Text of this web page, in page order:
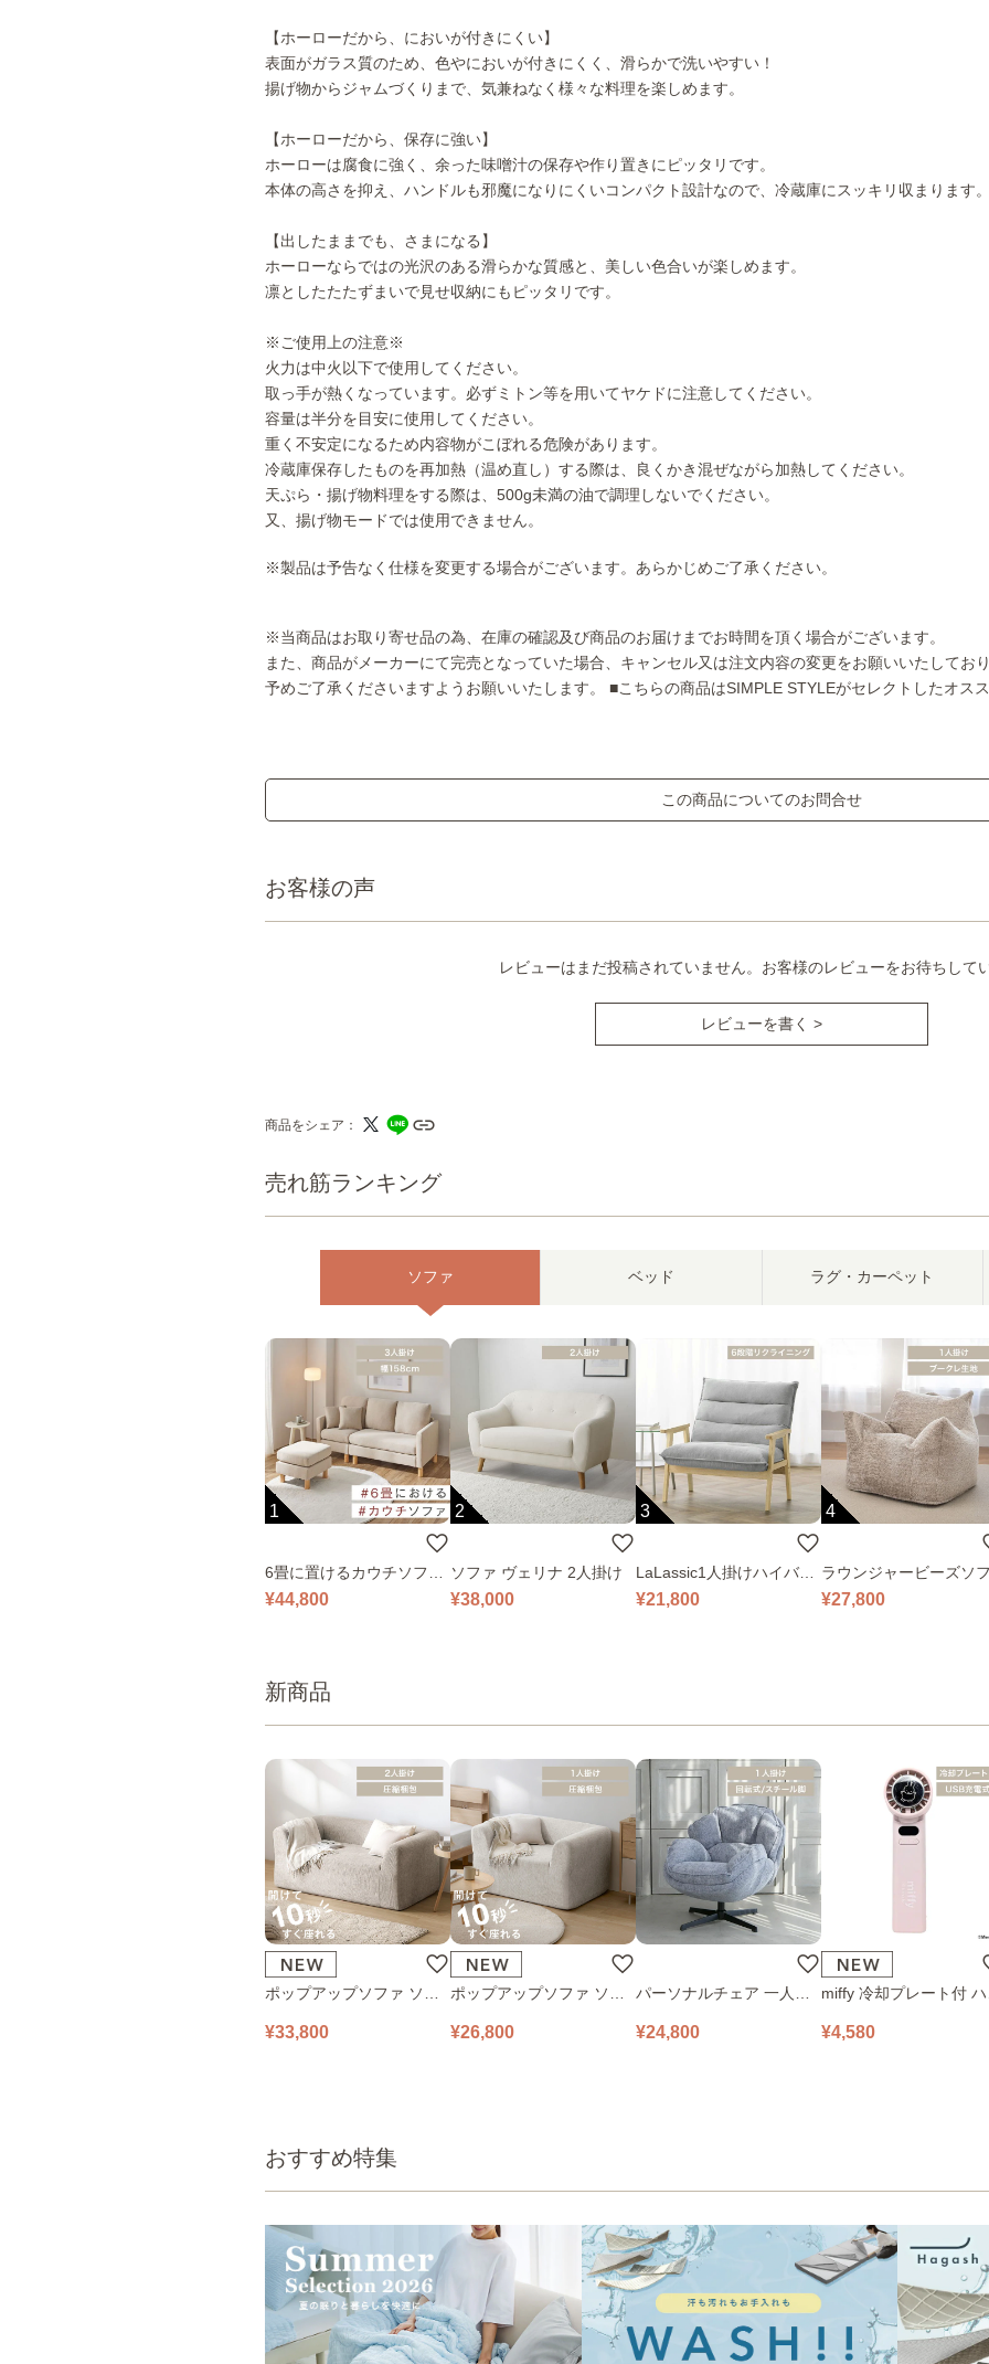
売れ筋ランキング
ソファ ベッド ラグ・カーペット
1
6畳に置けるカウチソファ
｜ベージュ
¥44,800
2
ソファ ヴェリナ 2人掛け
¥38,000
3
LaLassic1人掛けハイバッ
クソファ ワイド
¥21,800
4
ラウンジャービーズソ
¥27,800
新商品
ポップアップソファ ソフ
2人掛け PUS1-2SA ベージ
¥33,800
ポップアップソファ ソフ
1人掛け PUS1-1SA ベージ
¥26,800
パーソナルチェア 一人掛
ブルーグレー
¥24,800
miffy 冷却プレート付 ハ
ピンク
¥4,580
おすすめ特集
【ホーローだから、においが付きにくい】
表面がガラス質のため、色やにおいが付きにくく、滑らかで洗いやすい！
揚げ物からジャムづくりまで、気兼ねなく様々な料理を楽しめます。
【ホーローだから、保存に強い】
ホーローは腐食に強く、余った味噌汁の保存や作り置きにピッタリです。
本体の高さを抑え、ハンドルも邪魔になりにくいコンパクト設計なので、冷蔵庫にスッキリ収まります。
【出したままでも、さまになる】
ホーローならではの光沢のある滑らかな質感と、美しい色合いが楽しめます。
凛としたたたずまいで見せ収納にもピッタリです。
※ご使用上の注意※
火力は中火以下で使用してください。
取っ手が熱くなっています。必ずミトン等を用いてヤケドに注意してください。
容量は半分を目安に使用してください。
重く不安定になるため内容物がこぼれる危険があります。
冷蔵庫保存したものを再加熱（温め直し）する際は、良くかき混ぜながら加熱してください。
天ぷら・揚げ物料理をする際は、500g未満の油で調理しないでください。
又、揚げ物モードでは使用できません。
※製品は予告なく仕様を変更する場合がございます。あらかじめご了承ください。
※当商品はお取り寄せ品の為、在庫の確認及び商品のお届けまでお時間を頂く場合がございます。
また、商品がメーカーにて完売となっていた場合、キャンセル又は注文内容の変更をお願いいたしており
予めご了承くださいますようお願いいたします。 ■こちらの商品はSIMPLE STYLEがセレクトしたオスス
この商品についてのお問合せ
お客様の声
レビューはまだ投稿されていません。お客様のレビューをお待ちして
レビューを書く >
商品をシェア